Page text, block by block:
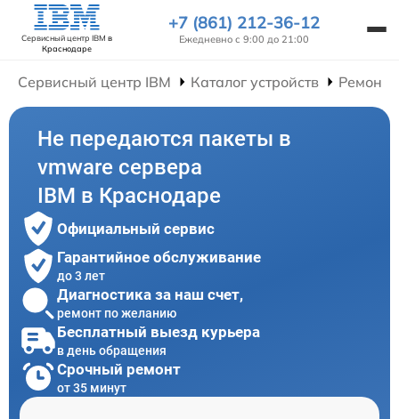
Сервисный центр IBM в
Краснодаре
+7 (861) 212-36-12
Ежедневно с 9:00 до 21:00
Сервисный центр IBM Каталог устройств Ремонт
Не передаются пакеты в
vmware сервера
IBM в Краснодаре
Официальный сервис
Гарантийное обслуживание
до 3 лет
Диагностика за наш счет,
ремонт по желанию
Бесплатный выезд курьера
в день обращения
Срочный ремонт
от 35 минут